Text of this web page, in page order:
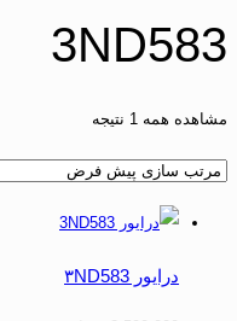
3ND583
مشاهده همه 1 نتیجه
درایور ۳ND583